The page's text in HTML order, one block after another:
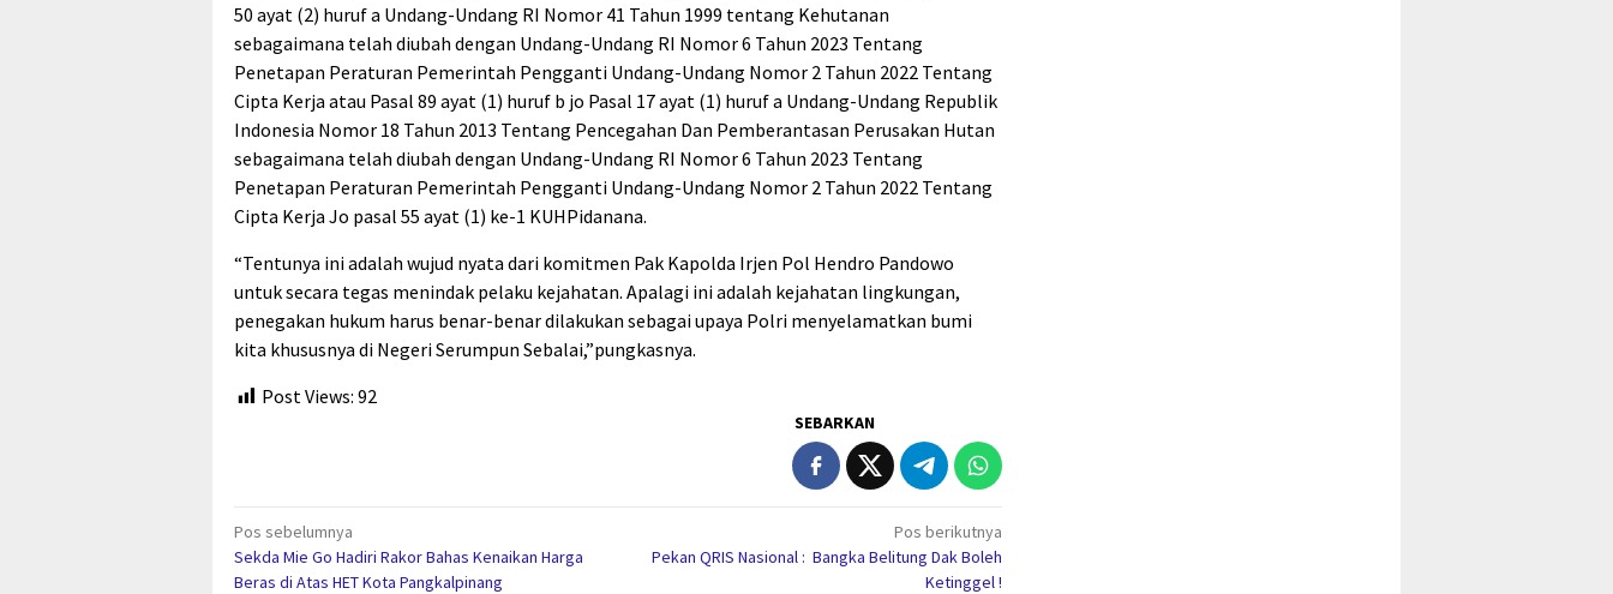
50 ayat (2) huruf a Undang-Undang RI Nomor 41 Tahun 1999 tentang Kehutanan
sebagaimana telah diubah dengan Undang-Undang RI Nomor 6 Tahun 2023 Tentang
Penetapan Peraturan Pemerintah Pengganti Undang-Undang Nomor 2 Tahun 2022 Tentang
Cipta Kerja atau Pasal 89 ayat (1) huruf b jo Pasal 17 ayat (1) huruf a Undang-Undang Republik
Indonesia Nomor 18 Tahun 2013 Tentang Pencegahan Dan Pemberantasan Perusakan Hutan
sebagaimana telah diubah dengan Undang-Undang RI Nomor 6 Tahun 2023 Tentang
Penetapan Peraturan Pemerintah Pengganti Undang-Undang Nomor 2 Tahun 2022 Tentang
Cipta Kerja Jo pasal 55 ayat (1) ke-1 KUHPidanana.
“Tentunya ini adalah wujud nyata dari komitmen Pak Kapolda Irjen Pol Hendro Pandowo
untuk secara tegas menindak pelaku kejahatan. Apalagi ini adalah kejahatan lingkungan,
penegakan hukum harus benar-benar dilakukan sebagai upaya Polri menyelamatkan bumi
kita khususnya di Negeri Serumpun Sebalai,”pungkasnya.
Post Views: 92
SEBARKAN
Navigasi
pos
Pos sebelumnya
Sekda Mie Go Hadiri Rakor Bahas Kenaikan Harga
Beras di Atas HET Kota Pangkalpinang
Pos berikutnya
Pekan QRIS Nasional : Bangka Belitung Dak Boleh
Ketinggel !